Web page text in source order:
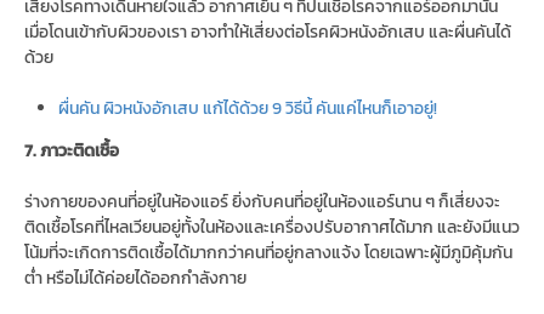
เสี่ยงโรคทางเดินหายใจแล้ว อากาศเย็น ๆ ที่ปนเชื้อโรคจากแอร์ออกมานั้น
เมื่อโดนเข้ากับผิวของเรา อาจทำให้เสี่ยงต่อโรคผิวหนังอักเสบ และผื่นคันได้
ด้วย
ผื่นคัน ผิวหนังอักเสบ แก้ได้ด้วย 9 วิธีนี้ คันแค่ไหนก็เอาอยู่!
7. ภาวะติดเชื้อ
ร่างกายของคนที่อยู่ในห้องแอร์ ยิ่งกับคนที่อยู่ในห้องแอร์นาน ๆ ก็เสี่ยงจะ
ติดเชื้อโรคที่ไหลเวียนอยู่ทั้งในห้องและเครื่องปรับอากาศได้มาก และยังมีแนว
โน้มที่จะเกิดการติดเชื้อได้มากกว่าคนที่อยู่กลางแจ้ง โดยเฉพาะผู้มีภูมิคุ้มกัน
ต่ำ หรือไม่ได้ค่อยได้ออกกำลังกาย